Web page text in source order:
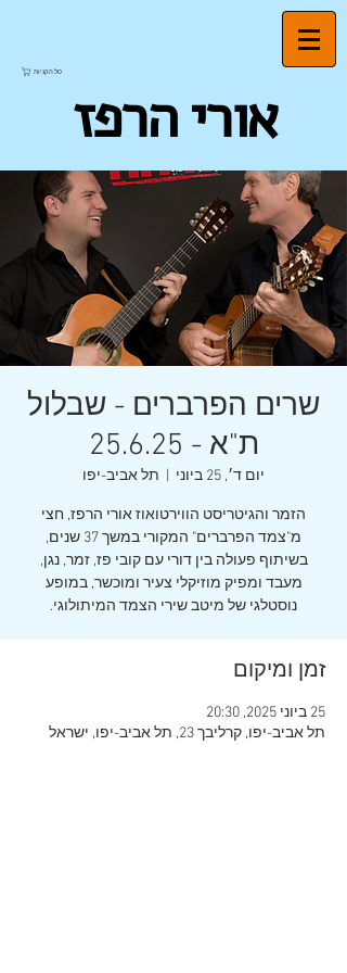
סל הקניות
אורי הרפז
שרים הפרברים - שבלול
ת"א - 25.6.25
יום ד׳, 25 ביוני תל אביב-יפו
הזמר והגיטריסט הווירטואוז אורי הרפז, חצי
מ"צמד הפרברים" המקורי במשך 37 שנים,
בשיתוף פעולה בין דורי עם קובי פז, זמר, נגן,
מעבד ומפיק מוזיקלי צעיר ומוכשר, במופע
נוסטלגי של מיטב שירי הצמד המיתולוגי.
זמן ומיקום
25 ביוני 2025, 20:30
תל אביב-יפו, קרליבך 23, תל אביב-יפו, ישראל